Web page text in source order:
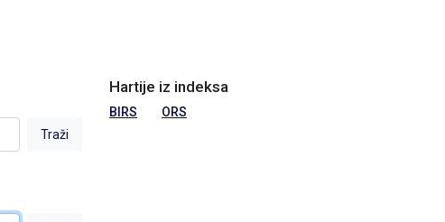
Hartije iz indeksa
BIRS ORS